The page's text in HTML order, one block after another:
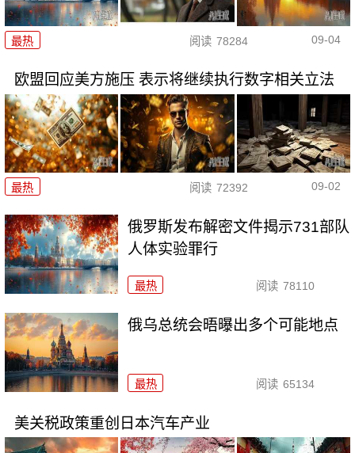
最热 阅读 78284 09-04
欧盟回应美方施压 表示将继续执行数字相关立法
最热 阅读 72392 09-02
俄罗斯发布解密文件揭示731部队
人体实验罪行
最热 阅读 78110
俄乌总统会晤曝出多个可能地点
最热 阅读 65134
美关税政策重创日本汽车产业